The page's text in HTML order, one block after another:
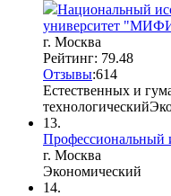
Национальный
университет
г. Москва
Рейтинг: 79.48
Отзывы:614
Естественных и
технологический
13.
Профессиональный
г. Москва
Экономический
14.